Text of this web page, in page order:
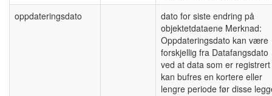
oppdateringsdato
dato for siste endring på
objektetdataene Merknad:
Oppdateringsdato kan være
forskjellig fra Datafangsdato
ved at data som er registrert
kan bufres en kortere eller
lengre periode før disse